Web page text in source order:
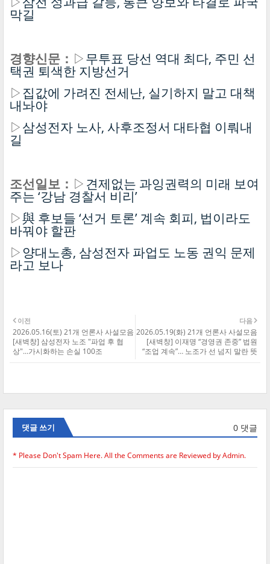
막길
경향신문： ▷무투표 당선 역대 최다, 주민 선
택권 퇴색한 지방선거
▷집값에 가려진 전세난, 실기하지 말고 대책
내놔야
▷삼성전자 노사, 사후조정서 대타협 이뤄내
길
조선일보： ▷ 견제없는 과잉권력의 미래 보여
주는 ‘강남 경찰서 비리’
▷與 후보들 ‘선거 토론’ 계속 회피, 법이라도
바꿔야 할판
▷양대노총, 삼성전자 파업도 노동 권익 문제
라고 보나
다음
2026.05.19(화) 21개 언론사 사설모음
[새벽창] 이재명 “경영권 존중” 법원
“조업 계속”… 노조가 선 넘지 말란 뜻
이전
2026.05.16(토) 21개 언론사 사설모음
[새벽창] 삼성전자 노조 "파업 후 협
상"...가시화하는 손실 100조
댓글 쓰기 0 댓글
* Please Don't Spam Here. All the Comments are Reviewed by Admin.